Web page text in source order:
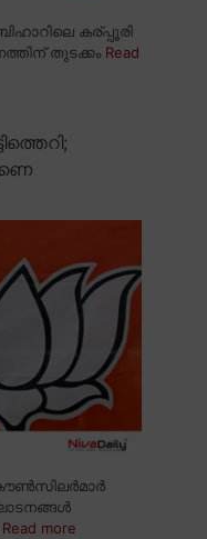
കര്പ്പൂരി
തുടക്കം Read
Read more